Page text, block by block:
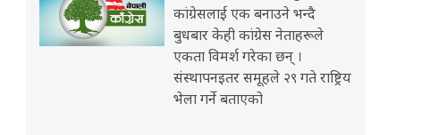
कांग्रेसलाई एक बनाउने भन्दै
बुधबार केही कांग्रेस नेताहरूले
एकता विमर्श गरेका छन् ।
संस्थापनइतर समूहले २९ गते राष्ट्रिय
भेला गर्ने बताएको